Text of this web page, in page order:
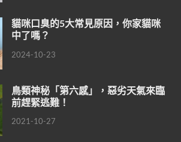
貓咪口臭的5大常見原因，你家貓咪
中了嗎？
2024-10-23
鳥類神秘「第六感」，惡劣天氣來臨
前趕緊逃難！
2021-10-27